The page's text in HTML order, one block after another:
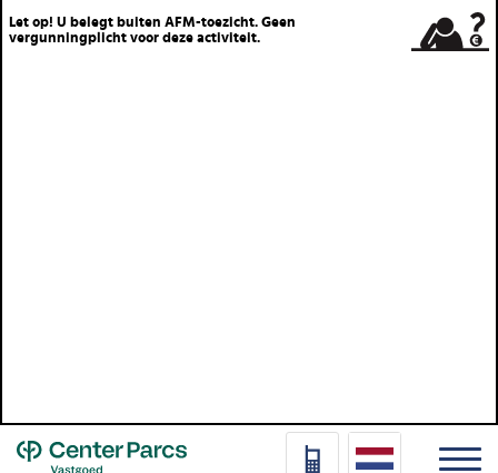
Let op! U belegt buiten AFM-toezicht. Geen
vergunningplicht voor deze activiteit.